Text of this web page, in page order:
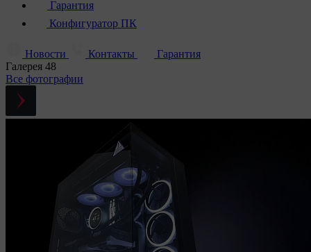
Гарантия
Конфигуратор ПК
Новости Контакты
Гарантия
Галерея 48
Все фотографии